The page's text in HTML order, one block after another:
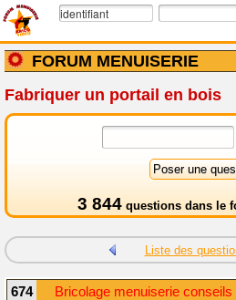
FORUM MENUISERIE
Fabriquer un portail en bois
3 844 questions dans le
Liste des
674 Bricolage menuiserie conseils